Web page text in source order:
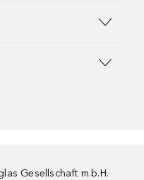
Gesellschaft m.b.H.